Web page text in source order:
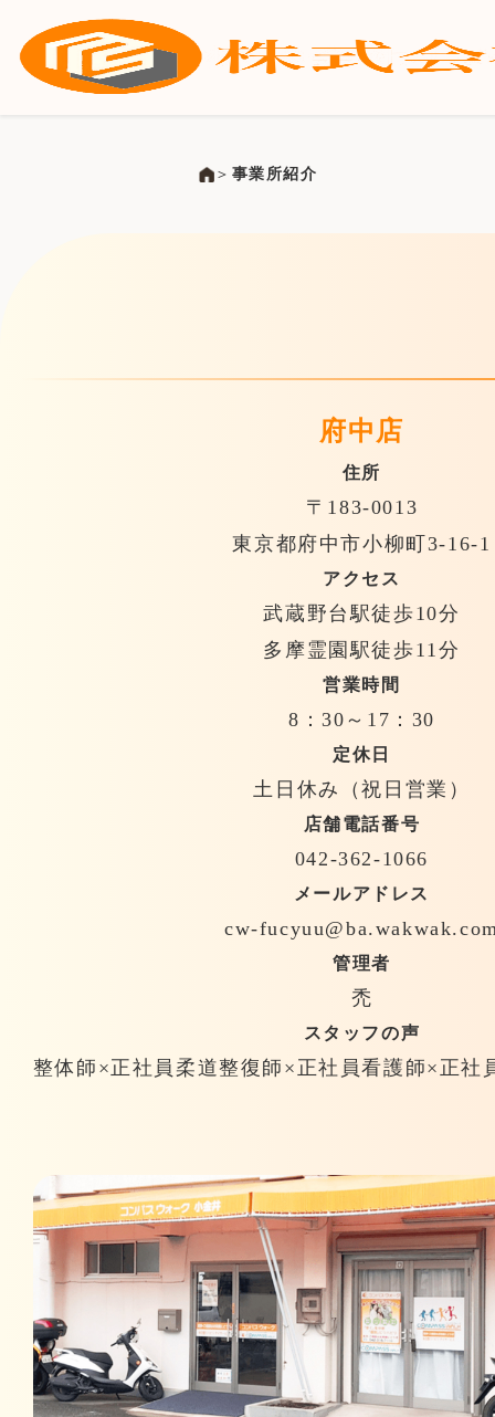
＞ 事業所紹介
府中店
住所
〒183-0013
東京都府中市小柳町3-16-1
アクセス
武蔵野台駅徒歩10分
多摩霊園駅徒歩11分
営業時間
8：30～17：30
定休日
土日休み（祝日営業）
店舗電話番号
042-362-1066
メールアドレス
cw-
管理者
禿
スタッフの声
整体師×正社員 柔道整復師×正社員看護師×正社